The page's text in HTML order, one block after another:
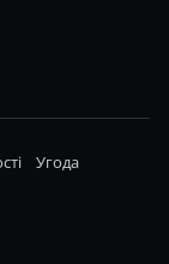
Угода